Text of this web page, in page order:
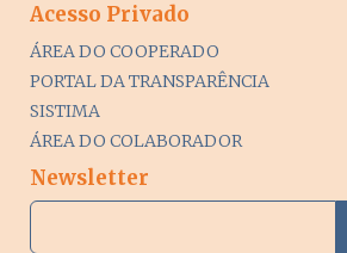
Acesso Privado
ÁREA DO COOPERADO
PORTAL DA TRANSPARÊNCIA
SISTIMA
ÁREA DO COLABORADOR
Newsletter